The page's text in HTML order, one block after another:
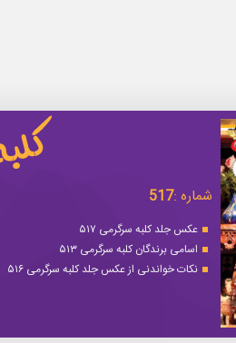
شماره :517
عکس جلد کلبه سرگرمی ۵۱۷
اسامی برندگان کلبه سرگرمی ۵۱۳
نکات خواندنی از عکس جلد کلبه سرگرمی ۵۱۶